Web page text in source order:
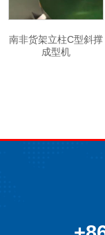
南非货架立柱C型斜撑
成型机